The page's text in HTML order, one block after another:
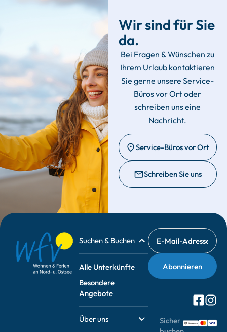
Wir sind für Sie
da.
Bei Fragen & Wünschen zu
Ihrem Urlaub kontaktieren
Sie gerne unsere Service-
Büros vor Ort oder
schreiben uns eine
Nachricht.
Service-Büros vor Ort
Schreiben Sie uns
Suchen & Buchen
Alle Unterkünfte
Besondere
Angebote
Über uns
Sicher